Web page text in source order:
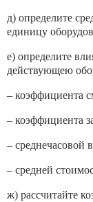
д) определите
единицу
е) определите
действующею
– коэффициента
– коэффициента
– среднечасовой
– средней
ж) рассчитайте